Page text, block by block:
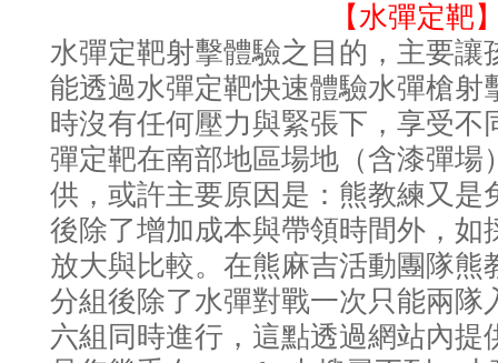
【水彈定靶
水彈定靶射擊體驗之目的，主要讓
能透過水彈定靶快速體驗水彈槍射
時沒有任何壓力與緊張下，享受不
彈定靶在南部地區場地（含漆彈場
供，或許主要原因是：熊教練又是
後除了增加成本與帶領時間外，如
放大與比較。在熊麻吉活動團隊熊
分組後除了水彈對戰一次只能兩隊
六組同時進行，這點透過網站內提